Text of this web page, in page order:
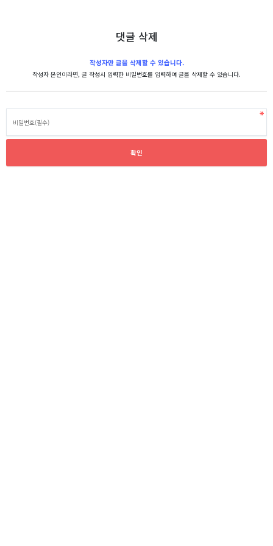
댓글 삭제
작성자만 글을 삭제할 수 있습니다.
작성자 본인이라면, 글 작성시 입력한 비밀번호를 입력하여 글을 삭제할 수 있습니다.